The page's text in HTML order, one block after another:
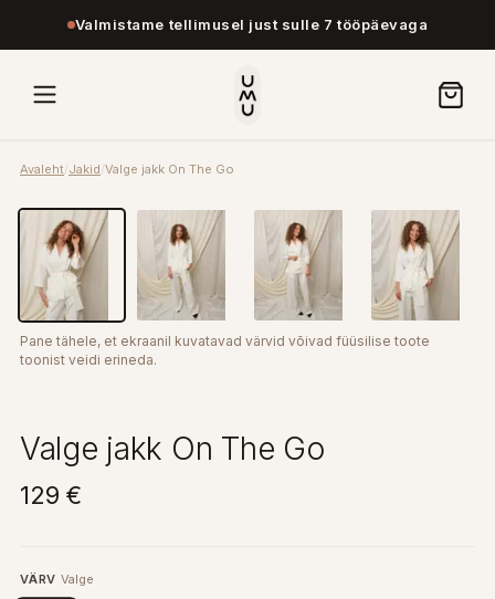
Valmistame tellimusel just sulle 7 tööpäevaga
Avaleht/Jakid/Valge jakk On The Go
Pane tähele, et ekraanil kuvatavad värvid võivad füüsilise toote
toonist veidi erineda.
Valge jakk On The Go
129 €
VÄRV Valge